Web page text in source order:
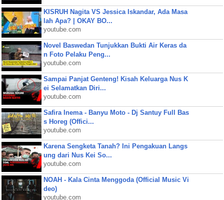
KISRUH Nagita VS Jessica Iskandar, Ada Masa
lah Apa? | OKAY BO...
youtube.com
Novel Baswedan Tunjukkan Bukti Air Keras da
n Foto Pelaku Peng...
youtube.com
Sampai Panjat Genteng! Kisah Keluarga Nus K
ei Selamatkan Diri...
youtube.com
Safira Inema - Banyu Moto - Dj Santuy Full Bas
s Horeg (Offici...
youtube.com
Karena Sengketa Tanah? Ini Pengakuan Langs
ung dari Nus Kei So...
youtube.com
NOAH - Kala Cinta Menggoda (Official Music Vi
deo)
youtube.com